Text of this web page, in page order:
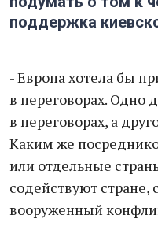
поддержка
- Европа хотела бы
в переговорах. Одно
в переговорах, а
Каким же
или отдельные
содействуют стране,
вооруженный